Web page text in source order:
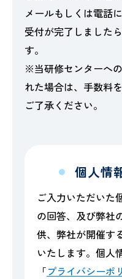
メールもしくは電話
受付が完了しました
す。
※当研修センターへ
れた場合は、手数料
ご了承ください。
個人情
ご入力いただいた
の回答、及び弊社
供、弊社が開催す
いたします。個人
「プライバシーポ